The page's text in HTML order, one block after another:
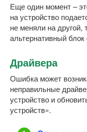
Еще один момент –
на устройство
не меняли на другой,
альтернативный
Драйвера
Ошибка может
неправильные
устройство и
устройств».